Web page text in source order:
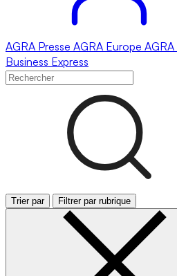
AGRA Presse AGRA Europe AGRA
Business Express
Trier par Filtrer par rubrique